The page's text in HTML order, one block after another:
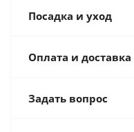
Посадка и уход
Оплата и доставка
Задать вопрос